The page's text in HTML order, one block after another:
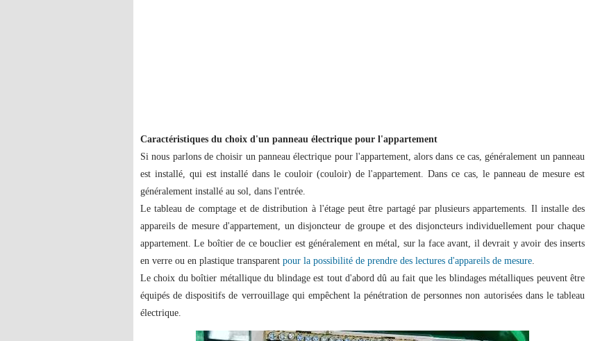
Caractéristiques du choix d'un panneau électrique pour l'appartement
Si nous parlons de choisir un panneau électrique pour l'appartement, alors dans ce cas, généralement un panneau
est installé, qui est installé dans le couloir (couloir) de l'appartement. Dans ce cas, le panneau de mesure est
généralement installé au sol, dans l'entrée.
Le tableau de comptage et de distribution à l'étage peut être partagé par plusieurs appartements. Il installe des
appareils de mesure d'appartement, un disjoncteur de groupe et des disjoncteurs individuellement pour chaque
appartement. Le boîtier de ce bouclier est généralement en métal, sur la face avant, il devrait y avoir des inserts
en verre ou en plastique transparent pour la possibilité de prendre des lectures d'appareils de mesure.
Le choix du boîtier métallique du blindage est tout d'abord dû au fait que les blindages métalliques peuvent être
équipés de dispositifs de verrouillage qui empêchent la pénétration de personnes non autorisées dans le tableau
électrique.